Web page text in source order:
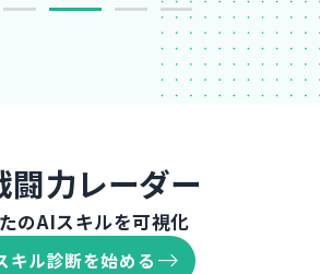
闘力レーダー
のAIスキルを可視化
キル診断を始める